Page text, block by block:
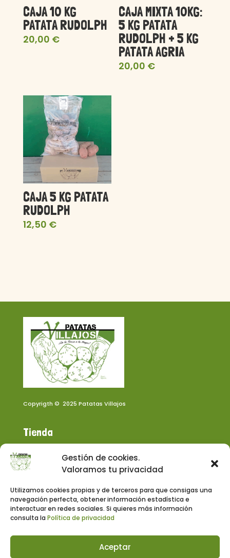
Gestión de cookies.
Valoramos tu privacidad
Utilizamos cookies propias y de terceros para que consigas una
navegación perfecta, obtener información estadística e
interactuar en redes sociales. Si quieres más información
consulta la Política de privacidad
Aceptar
CAJA 10 KG
PATATA RUDOLPH
20,00 €
CAJA MIXTA 10KG:
5 KG PATATA
RUDOLPH + 5 KG
PATATA AGRIA
20,00 €
CAJA 5 KG PATATA
RUDOLPH
12,50 €
Copyrigth © 2025 Patatas Villajos
Tienda
Sobre nosotros
Blog
Contacto